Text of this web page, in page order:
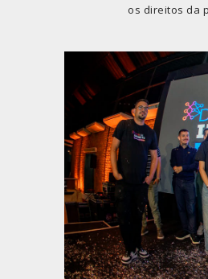
os direitos da